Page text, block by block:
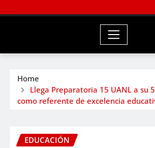
Home
Llega Preparatoria 15 UANL a su
como referente de excelencia
EDUCACIÓN